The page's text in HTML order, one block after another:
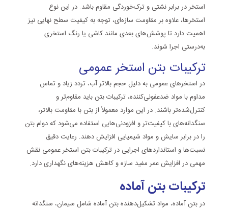
استخر در برابر نشتی و ترک‌خوردگی مقاوم باشد. در این نوع
استخرها، علاوه بر مقاومت سازه‌ای، توجه به کیفیت سطح نهایی نیز
اهمیت دارد تا پوشش‌های بعدی مانند کاشی یا رنگ استخری
به‌درستی اجرا شوند.
ترکیبات بتن استخر عمومی
در استخرهای عمومی به دلیل حجم بالاتر آب، تردد زیاد و تماس
مداوم با مواد ضدعفونی‌کننده، ترکیبات بتن باید مقاوم‌تر و
کنترل‌شده‌تر باشند. در این موارد معمولاً از بتن با مقاومت بالاتر،
سنگدانه‌های با کیفیت‌تر و افزودنی‌هایی استفاده می‌شود که دوام بتن
را در برابر سایش و مواد شیمیایی افزایش دهند. رعایت دقیق
نسبت‌ها و استانداردهای اجرایی در ترکیبات بتن استخر عمومی نقش
مهمی در افزایش عمر مفید سازه و کاهش هزینه‌های نگهداری دارد.
ترکیبات بتن آماده
در بتن آماده، مواد تشکیل‌دهنده بتن آماده شامل سیمان، سنگدانه